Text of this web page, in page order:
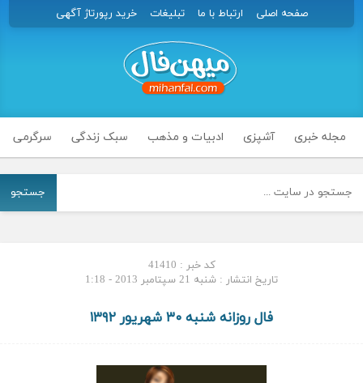
صفحه اصلی ارتباط با ما تبلیغات خرید رپورتاژ آگهی
مجله خبری آشپزی ادبیات و مذهب سبک زندگی سرگرمی
جستجو
کد خبر : 41410
تاریخ انتشار : شنبه 21 سپتامبر 2013 - 1:18
فال روزانه شنبه ۳۰ شهریور ۱۳۹۲